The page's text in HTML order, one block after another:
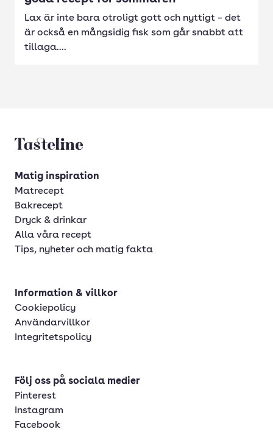
Lax är inte bara otroligt gott och nyttigt – det
är också en mångsidig fisk som går snabbt att
tillaga....
Tasteline startsida
Matig inspiration
Matrecept
Bakrecept
Dryck & drinkar
Alla våra recept
Tips, nyheter och matig fakta
Information & villkor
Cookiepolicy
Användarvillkor
Integritetspolicy
Följ oss på sociala medier
Pinterest
Instagram
Facebook